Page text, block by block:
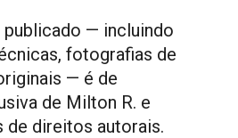
— incluindo
fotografias de
— é de
de Milton R. e
de direitos autorais.